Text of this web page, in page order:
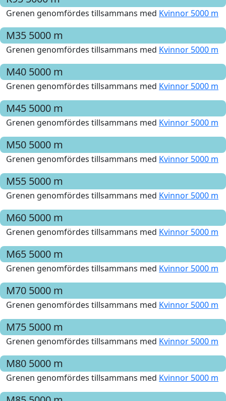
Grenen genomfördes tillsammans med Kvinnor 5000 m
M35 5000 m
Grenen genomfördes tillsammans med Kvinnor 5000 m
M40 5000 m
Grenen genomfördes tillsammans med Kvinnor 5000 m
M45 5000 m
Grenen genomfördes tillsammans med Kvinnor 5000 m
M50 5000 m
Grenen genomfördes tillsammans med Kvinnor 5000 m
M55 5000 m
Grenen genomfördes tillsammans med Kvinnor 5000 m
M60 5000 m
Grenen genomfördes tillsammans med Kvinnor 5000 m
M65 5000 m
Grenen genomfördes tillsammans med Kvinnor 5000 m
M70 5000 m
Grenen genomfördes tillsammans med Kvinnor 5000 m
M75 5000 m
Grenen genomfördes tillsammans med Kvinnor 5000 m
M80 5000 m
Grenen genomfördes tillsammans med Kvinnor 5000 m